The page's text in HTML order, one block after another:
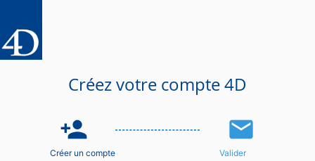
Créez votre compte 4D
person_add email
Créer un compte Valider